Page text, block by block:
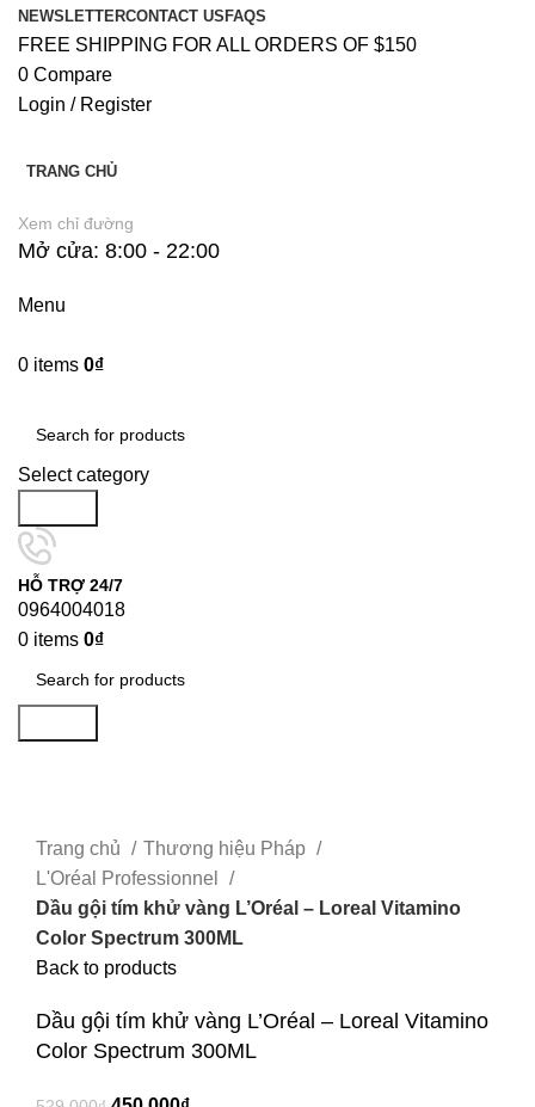
NEWSLETTERCONTACT US FAQS
FREE SHIPPING FOR ALL ORDERS OF $150
0 Compare
Login / Register
TRANG CHỦ
Xem chỉ đường
Mở cửa: 8:00 - 22:00
Menu
0 items 0₫
Select category
HỖ TRỢ 24/7
0964004018
0 items 0₫
Trang chủ
Thương hiệu Pháp
L'Oréal Professionnel
Dầu gội tím khử vàng L’Oréal – Loreal Vitamino
Color Spectrum 300ML
Back to products
Dầu gội tím khử vàng L’Oréal – Loreal Vitamino
Color Spectrum 300ML